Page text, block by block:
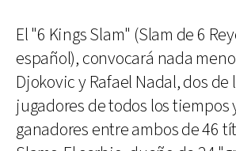
El "6 Kings Slam" (Slam de 6
español), convocará nada
Djokovic y Rafael Nadal, dos de
jugadores de todos los tiempos
ganadores entre ambos de 46